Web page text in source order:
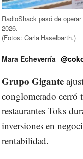
RadioShack pasó de
2026.
(Fotos: Carla Haselbarth.)
Mara Echeverría
Grupo Gigante
conglomerado cerró
restaurantes Toks
inversiones en
rentabilidad.